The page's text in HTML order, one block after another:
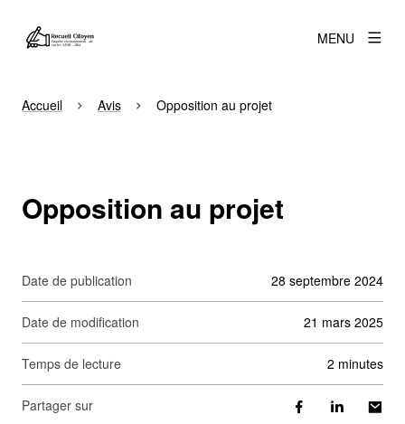
MENU
Accueil Avis Opposition au projet
Opposition au projet
Date de publication 28 septembre 2024
Date de modification 21 mars 2025
Temps de lecture 2 minutes
Partager sur